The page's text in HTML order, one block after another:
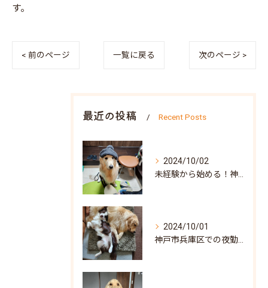
す。
< 前のページ 一覧に戻る 次のページ >
最近の投稿 Recent Posts
2024/10/02
2024/10/01